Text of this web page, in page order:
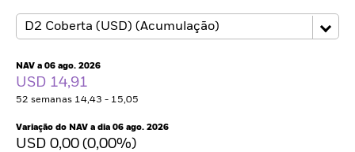
Produtos
Recursos
Privados
NAV a 06 ago. 2026
USD 14,91
52 semanas 14,43 - 15,05
Variação do NAV a dia 06 ago. 2026
USD 0,00 (0,00%)